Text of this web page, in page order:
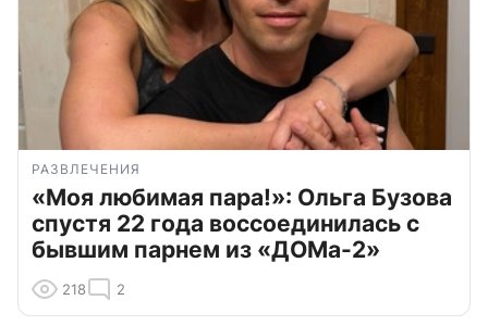
РАЗВЛЕЧЕНИЯ
«Моя любимая пара!»: Ольга Бузова
спустя 22 года воссоединилась с
бывшим парнем из «ДОМа-2»
218 2